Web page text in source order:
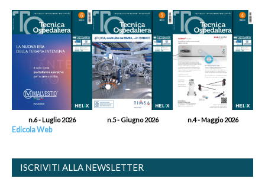
n.6 - Luglio 2026 n.5 - Giugno 2026 n.4 - Maggio 2026
Edicola Web
ISCRIVITI ALLA NEWSLETTER